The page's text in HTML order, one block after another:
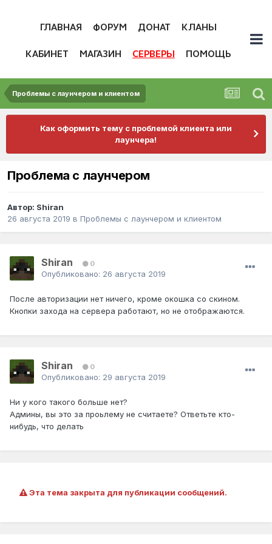
ГЛАВНАЯ ФОРУМ ДОНАТ КЛАНЫ
КАБИНЕТ МАГАЗИН СЕРВЕРЫ ПОМОЩЬ
Проблемы с лаунчером и клиентом
Как оформить тему с проблемой клиента или
лаунчера!
Проблема с лаунчером
Автор: Shiran
26 августа 2019 в Проблемы с лаунчером и клиентом
Shiran 0
Опубликовано: 26 августа 2019
После авторизации нет ничего, кроме окошка со скином.
Кнопки захода на сервера работают, но не отображаются.
Shiran 0
Опубликовано: 29 августа 2019
Ни у кого такого больше нет?
Админы, вы это за проьлему не считаете? Ответьте кто-
нибудь, что делать
Эта тема закрыта для публикации сообщений.